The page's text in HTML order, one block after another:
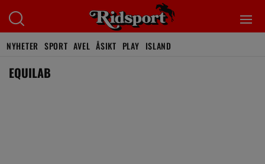
NYHETER SPORT AVEL ÅSIKT PLAY ISLAND
EQUILAB